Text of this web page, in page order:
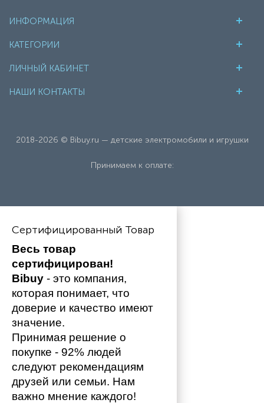
ИНФОРМАЦИЯ
КАТЕГОРИИ
ЛИЧНЫЙ КАБИНЕТ
НАШИ КОНТАКТЫ
2018-2026 © Bibuy.ru — детские электромобили и игрушки
Принимаем к оплате:
Сертифицированный Товар
Весь товар
сертифицирован!
Bibuy - это компания,
которая понимает, что
доверие и качество имеют
значение.
Принимая решение о
покупке - 92% людей
следуют рекомендациям
друзей или семьи. Нам
важно мнение каждого!